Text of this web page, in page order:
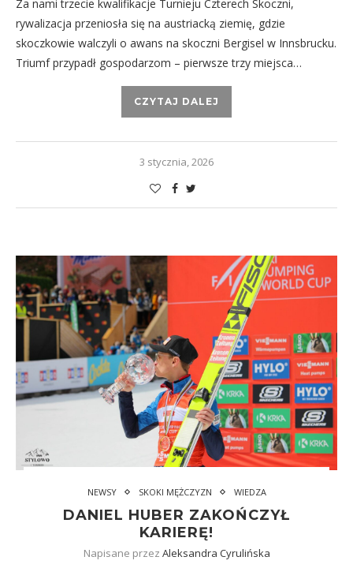
Za nami trzecie kwalifikacje Turnieju Czterech Skoczni,
rywalizacja przeniosła się na austriacką ziemię, gdzie
skoczkowie walczyli o awans na skoczni Bergisel w Innsbrucku.
Triumf przypadł gospodarzom – pierwsze trzy miejsca…
CZYTAJ DALEJ
3 stycznia, 2026
NEWSY SKOKI MĘŻCZYZN WIEDZA
DANIEL HUBER ZAKOŃCZYŁ
KARIERĘ!
Napisane przez Aleksandra Cyrulińska